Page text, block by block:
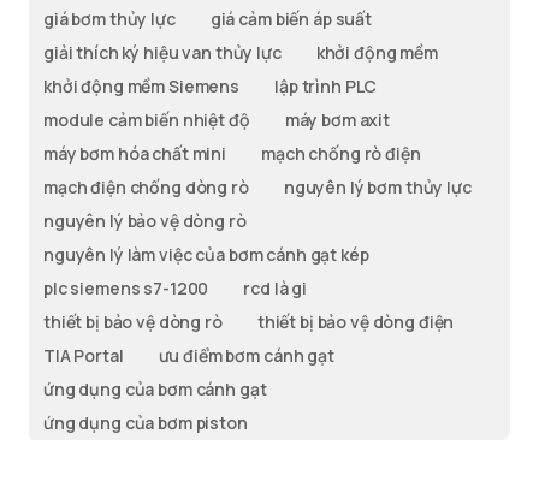
giá bơm thủy lực
giá cảm biến áp suất
giải thích ký hiệu van thủy lực
khởi động mềm
khởi động mềm Siemens
lập trình PLC
module cảm biến nhiệt độ
máy bơm axit
máy bơm hóa chất mini
mạch chống rò điện
mạch điện chống dòng rò
nguyên lý bơm thủy lực
nguyên lý bảo vệ dòng rò
nguyên lý làm việc của bơm cánh gạt kép
plc siemens s7-1200
rcd là gi
thiết bị bảo vệ dòng rò
thiết bị bảo vệ dòng điện
TIA Portal
ưu điểm bơm cánh gạt
ứng dụng của bơm cánh gạt
ứng dụng của bơm piston